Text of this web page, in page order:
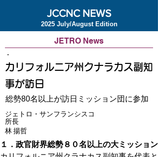
JCCNC NEWS
2025 July/August Edition
JETRO News
-
カリフォルニア州クナラカス副知
事が訪日
総勢80名以上が訪日ミッション団に参加
ジェトロ・サンフランシスコ
所長
林 揚哲
１．政官財界総勢８０名以上の大ミッション